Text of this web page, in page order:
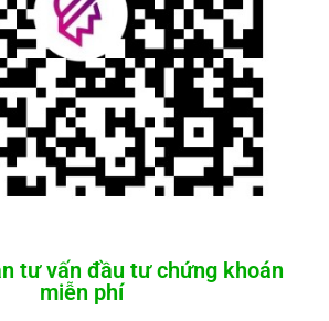
tư vấn đầu tư chứng khoán
miễn phí